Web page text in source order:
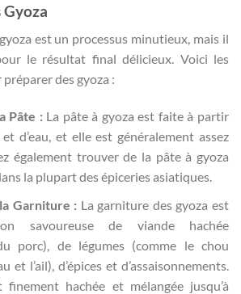
est un processus minutieux, mais il
le résultat final délicieux. Voici les
des gyoza :
Pâte :La pâte à gyoza est faite à partir
d’eau, et elle est généralement assez
également trouver de la pâte à gyoza
la plupart des épiceries asiatiques.
Garniture : La garniture des gyoza est
savoureuse de viande hachée
porc), de légumes (comme le chou
et l’ail), d’épices et d’assaisonnements.
hachée et mélangée jusqu’à